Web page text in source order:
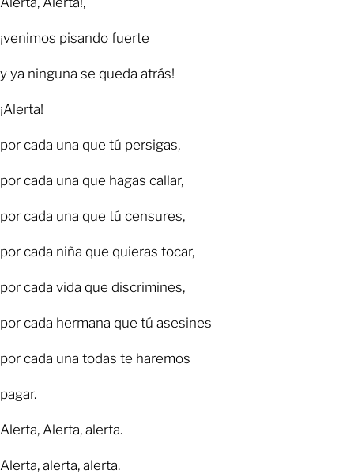
¡venimos pisando fuerte
y ya ninguna se queda atrás!
¡Alerta!
por cada una que tú persigas,
por cada una que hagas callar,
por cada una que tú censures,
por cada niña que quieras tocar,
por cada vida que discrimines,
por cada hermana que tú asesines
por cada una todas te haremos
pagar.
Alerta, Alerta, alerta.
Alerta, alerta, alerta.